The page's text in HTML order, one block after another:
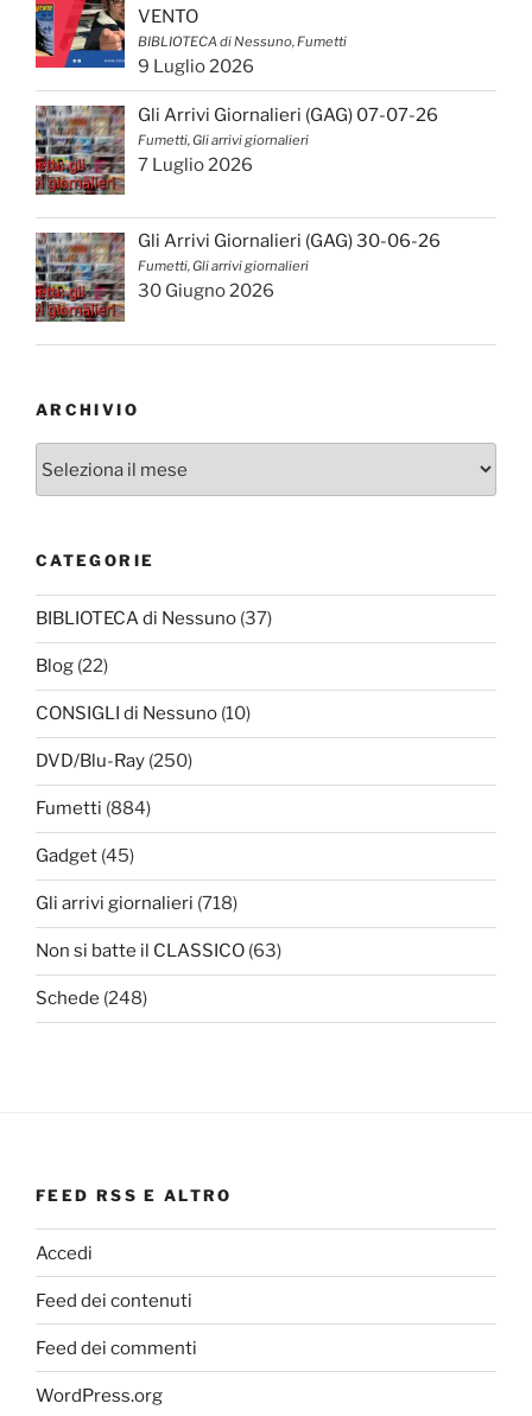
VENTO
BIBLIOTECA di Nessuno, Fumetti
9 Luglio 2026
Gli Arrivi Giornalieri (GAG) 07-07-26
Fumetti, Gli arrivi giornalieri
7 Luglio 2026
Gli Arrivi Giornalieri (GAG) 30-06-26
Fumetti, Gli arrivi giornalieri
30 Giugno 2026
ARCHIVIO
CATEGORIE
BIBLIOTECA di Nessuno (37)
Blog (22)
CONSIGLI di Nessuno (10)
DVD/Blu-Ray (250)
Fumetti (884)
Gadget (45)
Gli arrivi giornalieri (718)
Non si batte il CLASSICO (63)
Schede (248)
FEED RSS E ALTRO
Accedi
Feed dei contenuti
Feed dei commenti
WordPress.org